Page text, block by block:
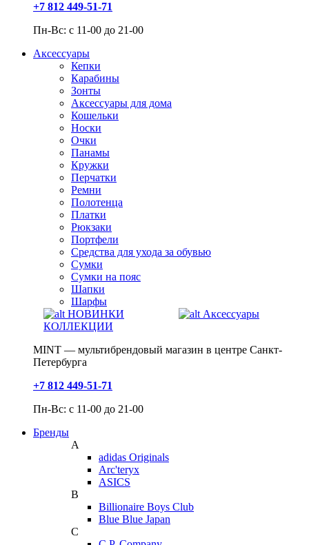
+7 812 449-51-71
Пн-Вс: с 11-00 до 21-00
Аксессуары
Кепки
Карабины
Зонты
Аксессуары для дома
Кошельки
Носки
Очки
Панамы
Кружки
Перчатки
Ремни
Полотенца
Платки
Рюкзаки
Портфели
Средства для ухода за обувью
Сумки
Сумки на пояс
Шапки
Шарфы
НОВИНКИ
КОЛЛЕКЦИИ
Аксессуары
MINT — мультибрендовый магазин в центре Санкт-
Петербурга
+7 812 449-51-71
Пн-Вс: с 11-00 до 21-00
Бренды
A
adidas Originals
Arc'teryx
ASICS
B
Billionaire Boys Club
Blue Blue Japan
C